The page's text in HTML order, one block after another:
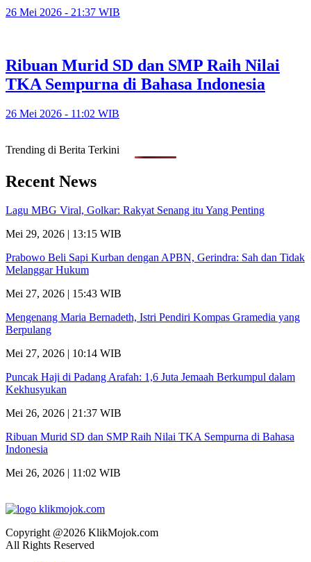
26 Mei 2026 - 21:37 WIB
Ribuan Murid SD dan SMP Raih Nilai
TKA Sempurna di Bahasa Indonesia
26 Mei 2026 - 11:02 WIB
Trending di Berita Terkini
Recent News
Lagu MBG Viral, Golkar: Rakyat Senang itu Yang Penting
Mei 29, 2026 | 13:15 WIB
Prabowo Beli Sapi Kurban dengan APBN, Gerindra: Sah dan Tidak
Melanggar Hukum
Mei 27, 2026 | 15:43 WIB
Mengenang Maria Bernadeth, Istri Pendiri Kompas Gramedia yang
Berpulang
Mei 27, 2026 | 10:14 WIB
Puncak Haji di Padang Arafah: 1,6 Juta Jemaah Berkumpul dalam
Kekhusyukan
Mei 26, 2026 | 21:37 WIB
Ribuan Murid SD dan SMP Raih Nilai TKA Sempurna di Bahasa
Indonesia
Mei 26, 2026 | 11:02 WIB
Copyright @2026 KlikMojok.com
All Rights Reserved